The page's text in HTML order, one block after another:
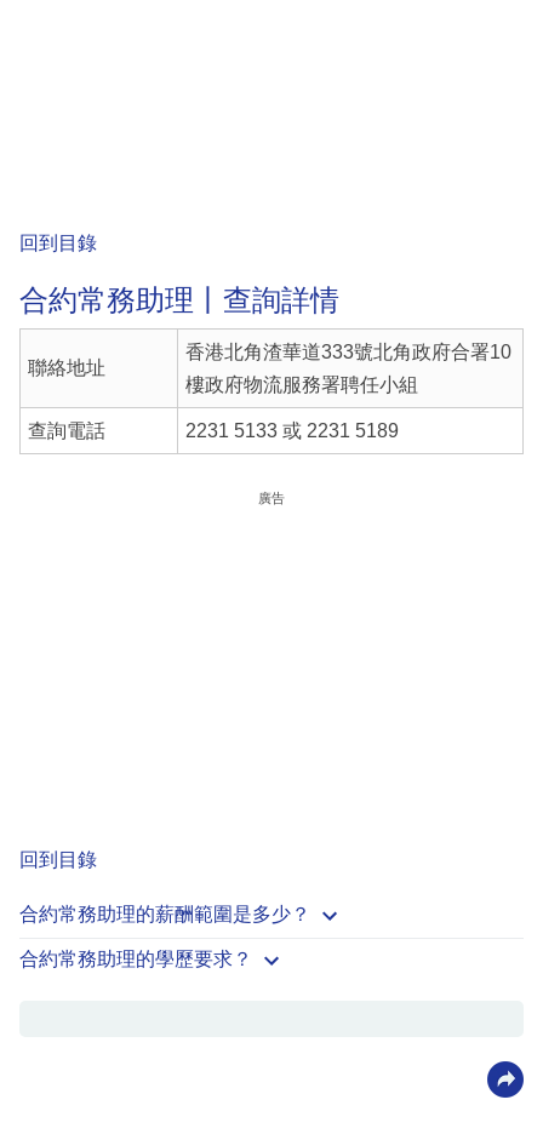
回到目錄
合約常務助理丨查詢詳情
聯絡地址
香港北角渣華道333號北角政府合署10
樓政府物流服務署聘任小組
查詢電話 2231 5133 或 2231 5189
廣告
回到目錄
合約常務助理的薪酬範圍是多少？
合約常務助理的學歷要求？